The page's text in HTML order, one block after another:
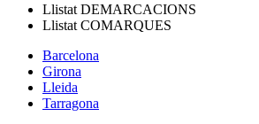
Llistat DEMARCACIONS
Llistat COMARQUES
Barcelona
Girona
Lleida
Tarragona